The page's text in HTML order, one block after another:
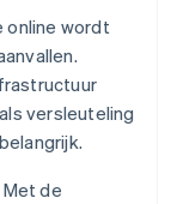
online wordt
versleuteling
Met de